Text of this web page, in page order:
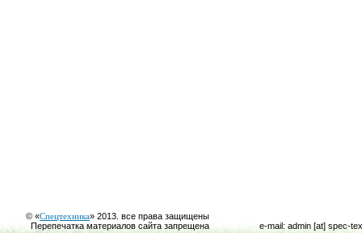
© «Спецтехника» 2013. все права защищены
Перепечатка материалов сайта запрещена
e-mail: admin [at] spec-